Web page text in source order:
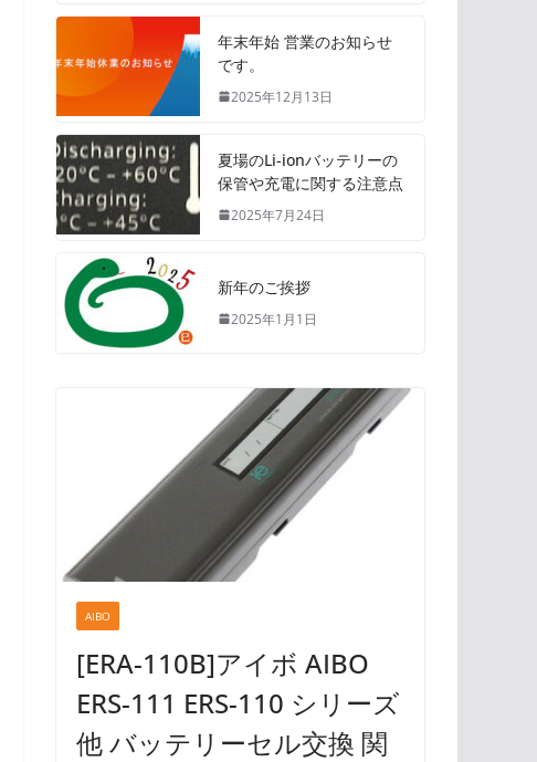
年末年始 営業のお知らせ
です。
2025年12月13日
夏場のLi-ionバッテリーの
保管や充電に関する注意点
2025年7月24日
新年のご挨拶
2025年1月1日
AIBO
[ERA-110B]アイボ AIBO
ERS-111 ERS-110 シリーズ
他 バッテリーセル交換 関